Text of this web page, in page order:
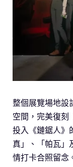
整個展覽場地設
空間，完美復刻
投入《鏈鋸人》
真」、「帕瓦」
情打卡合照留念